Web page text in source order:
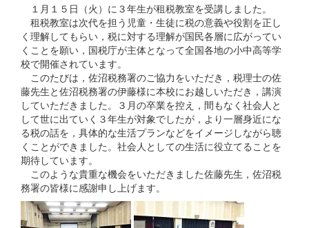
１月１５日（火）に３年生が租税教室を受講しました。
租税教室は次代を担う児童・生徒に税の意義や役割を正し
く理解してもらい，税に対する理解が国民各層に広がってい
くことを願い，国税庁が主体となって全国各地の小中高等学
校で開催されています。
このたびは，佐沼税務署のご協力をいただき，税理士の佐
藤先生と佐沼税務署の伊藤様に本校にお越しいただき，講演
していただきました。３月の卒業を控え，間もなく社会人と
して世に出ていく３年生が対象でしたが，より一層身近にな
る税の話を，具体的な生活プランなどをイメージしながら聴
くことができました。社会人としての生活に役立てることを
期待しています。
このような貴重な機会をいただきました佐藤先生，佐沼税
務署の皆様に感謝申し上げます。